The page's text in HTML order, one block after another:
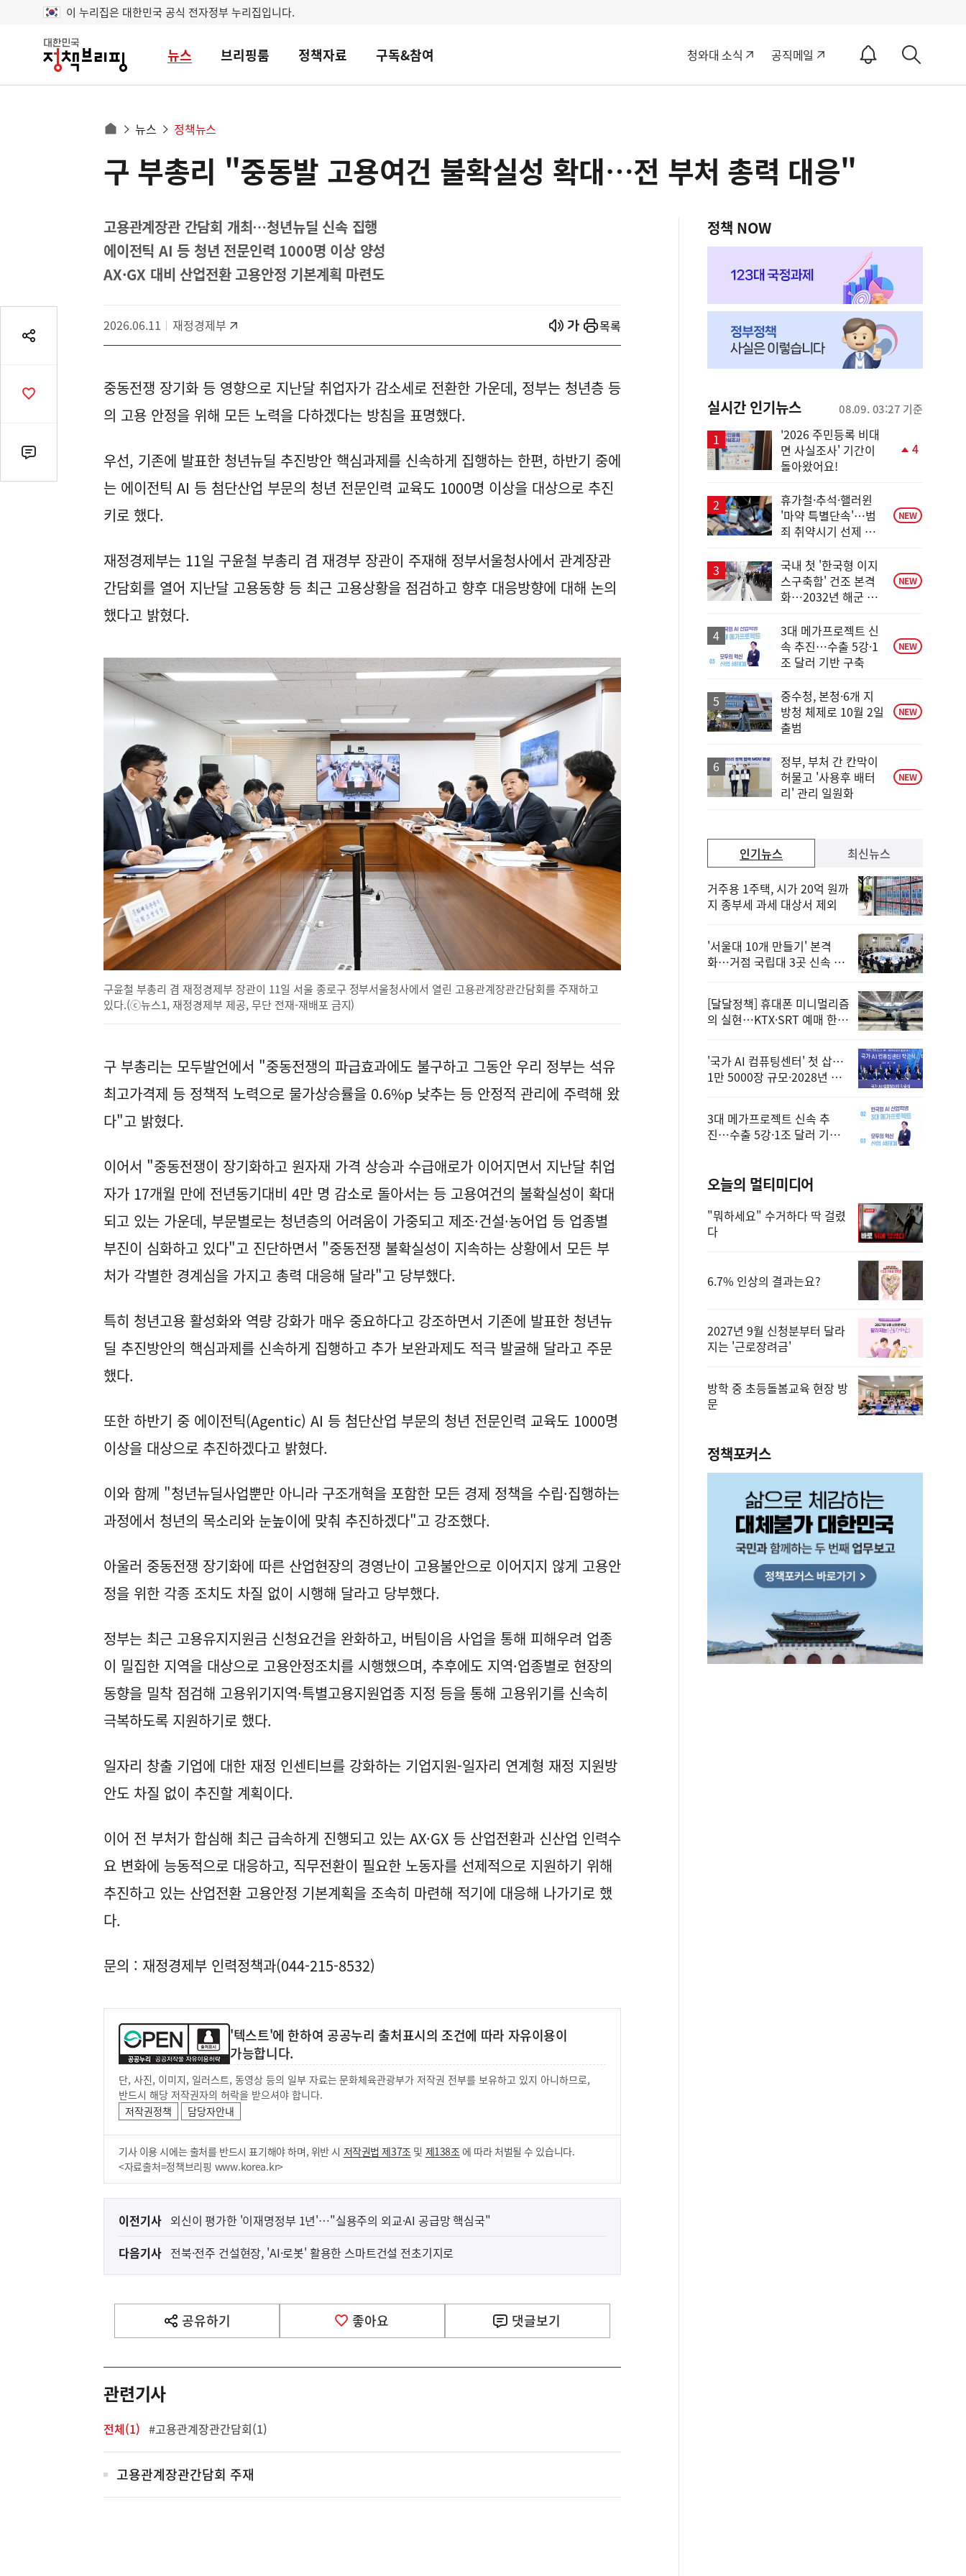
이 누리집은 대한민국 공식 전자정부 누리집입니다.
대
민
뉴스 브리핑룸 정책자료 구독&참여 청와대 소식 공직메일
알
ON
세
으
로
뉴스 정책뉴스
공
기
공
댓
글
구 부총리 "중동발 고용여건 불확실성 확대…전 부처 총력 대응"
고용관계장관 간담회 개최…청년뉴딜 신속 집행
에이전틱 AI 등 청년 전문인력 1000명 이상 양성
AX·GX 대비 산업전환 고용안정 기본계획 마련도
2026.06.11 재정경제부 열기열기 목록
중동전쟁 장기화 등 영향으로 지난달 취업자가 감소세로 전환한 가운데, 정부는 청년층 등
의 고용 안정을 위해 모든 노력을 다하겠다는 방침을 표명했다.
우선, 기존에 발표한 청년뉴딜 추진방안 핵심과제를 신속하게 집행하는 한편, 하반기 중에
는 에이전틱 AI 등 첨단산업 부문의 청년 전문인력 교육도 1000명 이상을 대상으로 추진
키로 했다.
재정경제부는 11일 구윤철 부총리 겸 재경부 장관이 주재해 정부서울청사에서 관계장관
간담회를 열어 지난달 고용동향 등 최근 고용상황을 점검하고 향후 대응방향에 대해 논의
했다고 밝혔다.
구윤철 부총리 겸 재정경제부 장관이 11일 서울 종로구 정부서울청사에서 열린 고용관계장관간담회를 주재하고
있다.(ⓒ뉴스1, 재정경제부 제공, 무단 전재-재배포 금지)
구 부총리는 모두발언에서 "중동전쟁의 파급효과에도 불구하고 그동안 우리 정부는 석유
최고가격제 등 정책적 노력으로 물가상승률을 0.6%p 낮추는 등 안정적 관리에 주력해 왔
다"고 밝혔다.
이어서 "중동전쟁이 장기화하고 원자재 가격 상승과 수급애로가 이어지면서 지난달 취업
자가 17개월 만에 전년동기대비 4만 명 감소로 돌아서는 등 고용여건의 불확실성이 확대
되고 있는 가운데, 부문별로는 청년층의 어려움이 가중되고 제조·건설·농어업 등 업종별
부진이 심화하고 있다"고 진단하면서 "중동전쟁 불확실성이 지속하는 상황에서 모든 부
처가 각별한 경계심을 가지고 총력 대응해 달라"고 당부했다.
특히 청년고용 활성화와 역량 강화가 매우 중요하다고 강조하면서 기존에 발표한 청년뉴
딜 추진방안의 핵심과제를 신속하게 집행하고 추가 보완과제도 적극 발굴해 달라고 주문
했다.
또한 하반기 중 에이전틱(Agentic) AI 등 첨단산업 부문의 청년 전문인력 교육도 1000명
이상을 대상으로 추진하겠다고 밝혔다.
이와 함께 "청년뉴딜사업뿐만 아니라 구조개혁을 포함한 모든 경제 정책을 수립·집행하는
과정에서 청년의 목소리와 눈높이에 맞춰 추진하겠다"고 강조했다.
아울러 중동전쟁 장기화에 따른 산업현장의 경영난이 고용불안으로 이어지지 않게 고용안
정을 위한 각종 조치도 차질 없이 시행해 달라고 당부했다.
정부는 최근 고용유지지원금 신청요건을 완화하고, 버팀이음 사업을 통해 피해우려 업종
이 밀집한 지역을 대상으로 고용안정조치를 시행했으며, 추후에도 지역·업종별로 현장의
동향을 밀착 점검해 고용위기지역·특별고용지원업종 지정 등을 통해 고용위기를 신속히
극복하도록 지원하기로 했다.
일자리 창출 기업에 대한 재정 인센티브를 강화하는 기업지원-일자리 연계형 재정 지원방
안도 차질 없이 추진할 계획이다.
이어 전 부처가 합심해 최근 급속하게 진행되고 있는 AX·GX 등 산업전환과 신산업 인력수
요 변화에 능동적으로 대응하고, 직무전환이 필요한 노동자를 선제적으로 지원하기 위해
추진하고 있는 산업전환 고용안정 기본계획을 조속히 마련해 적기에 대응해 나가기로 했
다.
문의 : 재정경제부 인력정책과(044-215-8532)
'텍스트'에 한하여 공공누리 출처표시의 조건에 따라 자유이용이
가능합니다.
단, 사진, 이미지, 일러스트, 동영상 등의 일부 자료는 문화체육관광부가 저작권 전부를 보유하고 있지 아니하므로,
반드시 해당 저작권자의 허락을 받으셔야 합니다.
저작권정책
담당자안내
기사 이용 시에는 출처를 반드시 표기해야 하며, 위반 시 저작권법 제37조및 제138조에 따라 처벌될 수 있습니다.
<자료출처=정책브리핑 www.korea.kr>
이
다
음
기
영
역
이전기사 외신이 평가한 '이재명정부 1년'…"실용주의 외교·AI 공급망 핵심국"
다음기사 전북·전주 건설현장, 'AI·로봇' 활용한 스마트건설 전초기지로
공유하기
열
기
좋아요 댓글보기
관련기사
전체(1) #고용관계장관간담회(1)
전
체
고용관계장관간담회 주재
정책 NOW
실시간 인기뉴스 08.09. 03:27 기준
'2026 주민등록 비대
면 사실조사' 기간이
돌아왔어요!
4
휴가철·추석·핼러윈
'마약 특별단속'…범
죄 취약시기 선제 대
NEW
국내 첫 '한국형 이지
스구축함' 건조 본격
화…2032년 해군 인
NEW
3대 메가프로젝트 신
속 추진…수출 5강·1
조 달러 기반 구축
NEW
중수청, 본청·6개 지
방청 체제로 10월 2일
출범
NEW
정부, 부처 간 칸막이
허물고 '사용후 배터
리' 관리 일원화
NEW
인기뉴스
거주용 1주택, 시가 20억 원까
지 종부세 과세 대상서 제외
'서울대 10개 만들기' 본격
화…거점 국립대 3곳 신속 선
[달달정책] 휴대폰 미니멀리즘
의 실현…KTX·SRT 예매 한
'국가 AI 컴퓨팅센터' 첫 삽…
1만 5000장 규모·2028년 완
3대 메가프로젝트 신속 추
진…수출 5강·1조 달러 기반
최신뉴스
오늘의 멀티미디어
"뭐하세요" 수거하다 딱 걸렸
다
6.7% 인상의 결과는요?
2027년 9월 신청분부터 달라
지는 '근로장려금'
방학 중 초등돌봄교육 현장 방
문
정책포커스